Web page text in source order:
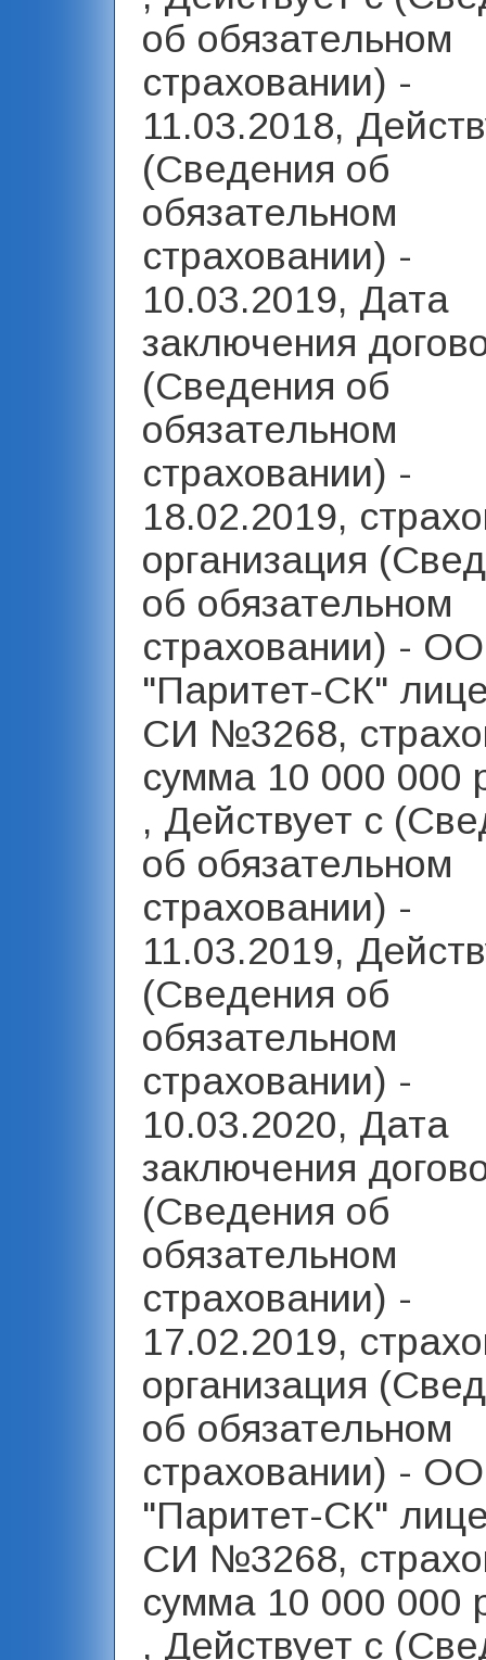
об обязательном
страховании) -
11.03.2018,
(Сведения об
обязательном
страховании) -
10.03.2019, Дата
заключения
(Сведения об
обязательном
страховании) -
18.02.2019,
организация
об обязательном
страховании) -
"Паритет-СК"
СИ №3268,
сумма 10 000 000
, Действует с
об обязательном
страховании) -
11.03.2019,
(Сведения об
обязательном
страховании) -
10.03.2020, Дата
заключения
(Сведения об
обязательном
страховании) -
17.02.2019,
организация
об обязательном
страховании) -
"Паритет-СК"
СИ №3268,
сумма 10 000 000
, Действует с